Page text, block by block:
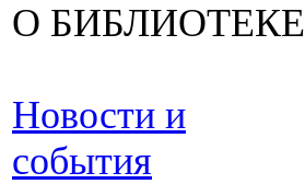
О БИБЛИОТЕКЕ
Новости и
события